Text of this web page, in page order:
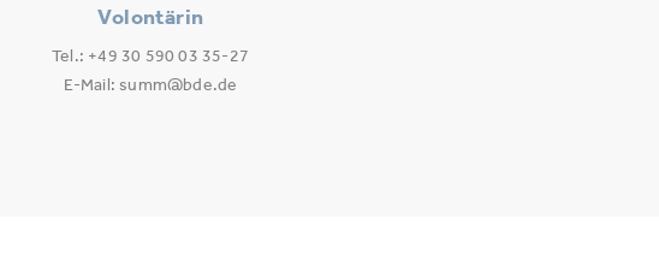
Volontärin
Tel.: +49 30 590 03 35-27
E-Mail: summ@bde.de